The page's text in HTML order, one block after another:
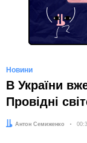
Новини
В України
Провідні
Автор:
Антон Семиженко